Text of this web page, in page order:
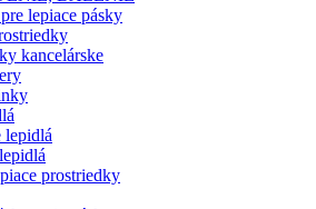
lepiace pásky
kancelárske
lepidlá
prostriedky